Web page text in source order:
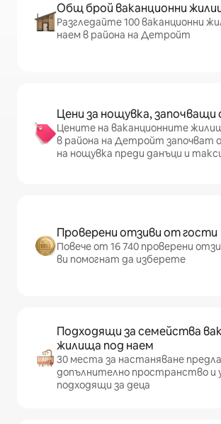
Общ брой ваканционни
Разгледайте 100 ваканционни
наем в района на Детройт
Цени за нощувка,
Цените на ваканционните
в района на Детройт започват
на нощувка преди данъци и
Проверени отзиви от гости
Повече от 16 740 проверени
ви помогнат да изберете
Подходящи за семейства
жилища под наем
30 места за настаняване
допълнително пространство и
подходящи за деца